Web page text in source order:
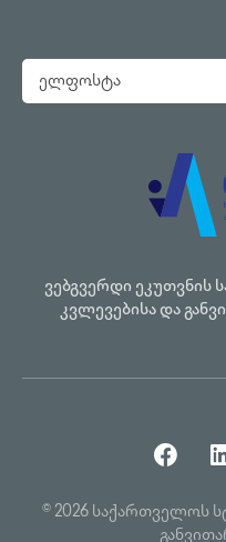
ვებგვერდი
კვლევებისა და
© 2026 საქართველოს